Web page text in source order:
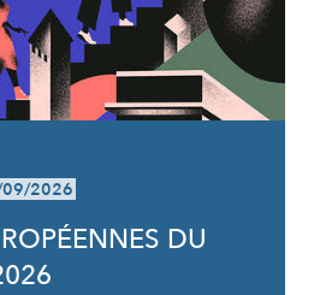
2026
DU